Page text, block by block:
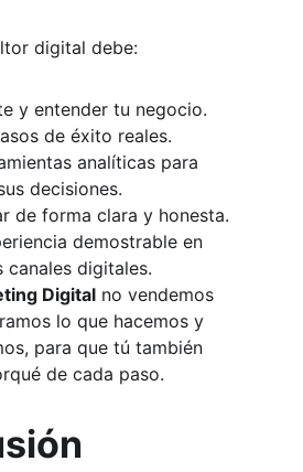
digital debe:
y entender tu negocio.
de éxito reales.
analíticas para
decisiones.
de forma clara y honesta.
demostrable en
canales digitales.
Digital no vendemos
lo que hacemos y
para que tú también
de cada paso.